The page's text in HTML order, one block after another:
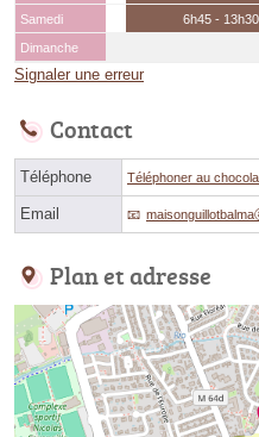
Samedi
6h45 - 13h30
Dimanche
Signaler une erreur
Contact
Téléphone Téléphoner au
Email
Plan et adresse